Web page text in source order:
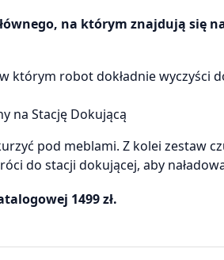
na którym znajdują się
którym robot dokładnie wyczyści
na Stację Dokującą
pod meblami. Z kolei zestaw
do stacji dokującej, aby
1499 zł.